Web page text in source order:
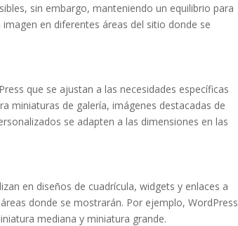
sin embargo, manteniendo un equilibrio para
en diferentes áreas del sitio donde se
que se ajustan a las necesidades específicas
miniaturas de galería, imágenes destacadas de
se adapten a las dimensiones en las
en diseños de cuadrícula, widgets y enlaces a
donde se mostrarán. Por ejemplo, WordPress
mediana y miniatura grande.